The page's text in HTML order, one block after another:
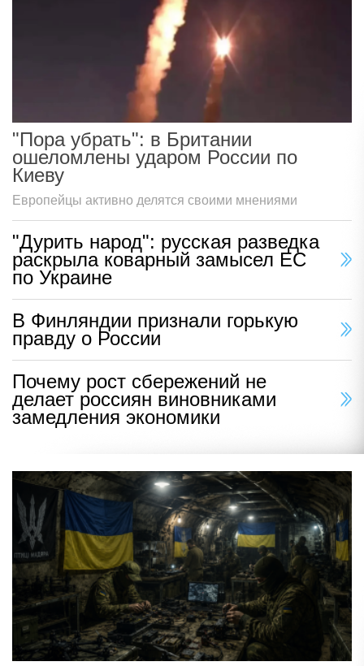
"Пора убрать": в Британии
ошеломлены ударом России по
Киеву
Европейцы активно делятся своими мнениями
"Дурить народ": русская разведка
раскрыла коварный замысел ЕС
по Украине
В Финляндии признали горькую
правду о России
Почему рост сбережений не
делает россиян виновниками
замедления экономики